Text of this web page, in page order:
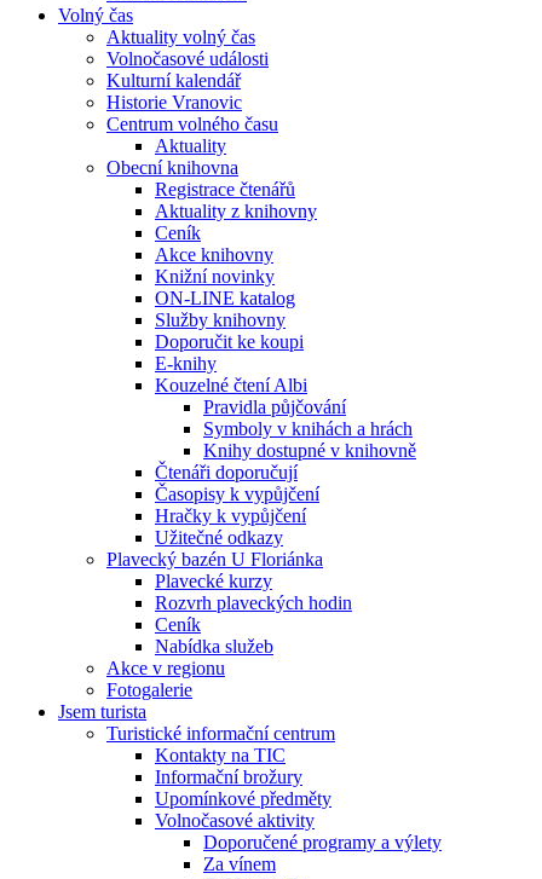
Volný čas
Aktuality volný čas
Volnočasové události
Kulturní kalendář
Historie Vranovic
Centrum volného času
Aktuality
Obecní knihovna
Registrace čtenářů
Aktuality z knihovny
Ceník
Akce knihovny
Knižní novinky
ON-LINE katalog
Služby knihovny
Doporučit ke koupi
E-knihy
Kouzelné čtení Albi
Pravidla půjčování
Symboly v knihách a hrách
Knihy dostupné v knihovně
Čtenáři doporučují
Časopisy k vypůjčení
Hračky k vypůjčení
Užitečné odkazy
Plavecký bazén U Floriánka
Plavecké kurzy
Rozvrh plaveckých hodin
Ceník
Nabídka služeb
Akce v regionu
Fotogalerie
Jsem turista
Turistické informační centrum
Kontakty na TIC
Informační brožury
Upomínkové předměty
Volnočasové aktivity
Doporučené programy a výlety
Za vínem